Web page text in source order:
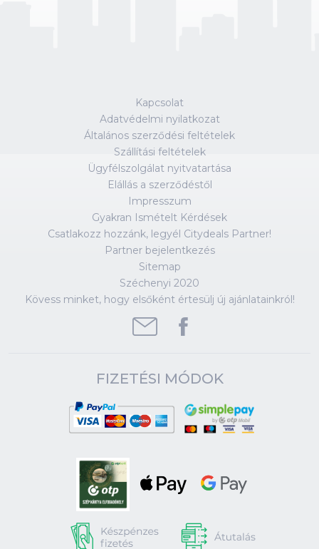
Kapcsolat
Adatvédelmi nyilatkozat
Általános szerződési feltételek
Szállítási feltételek
Ügyfélszolgálat nyitvatartása
Elállás a szerződéstől
Impresszum
Gyakran Ismételt Kérdések
Csatlakozz hozzánk, legyél Citydeals Partner!
Partner bejelentkezés
Sitemap
Széchenyi 2020
Kövess minket, hogy elsőként értesülj új ajánlatainkról!
FIZETÉSI MÓDOK